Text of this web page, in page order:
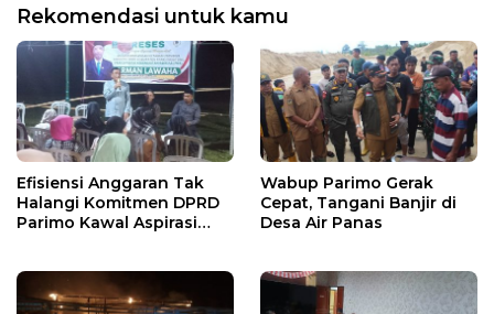
Rekomendasi untuk kamu
Efisiensi Anggaran Tak
Halangi Komitmen DPRD
Parimo Kawal Aspirasi
Wabup Parimo Gerak
Cepat, Tangani Banjir di
Desa Air Panas